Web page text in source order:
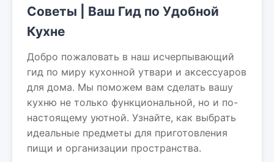
Советы | Ваш Гид по Удобной
Кухне
Добро пожаловать в наш исчерпывающий
гид по миру кухонной утвари и аксессуаров
для дома. Мы поможем вам сделать вашу
кухню не только функциональной, но и по-
настоящему уютной. Узнайте, как выбрать
идеальные предметы для приготовления
пищи и организации пространства.